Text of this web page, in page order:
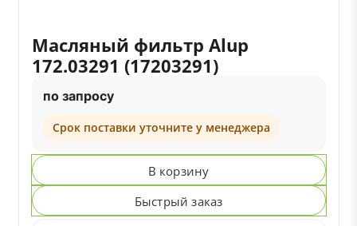
Масляный фильтр Alup
172.03291 (17203291)
по запросу
Срок поставки уточните у менеджера
В корзину
Быстрый заказ